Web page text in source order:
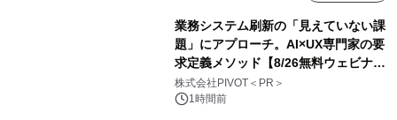
業務システム刷新の「見えていない課
題」にアプローチ。AI×UX専門家の要
求定義メソッド【8/26無料ウェビナ
ー】株式会社PIVOT
株式会社PIVOT＜PR＞
1時間前